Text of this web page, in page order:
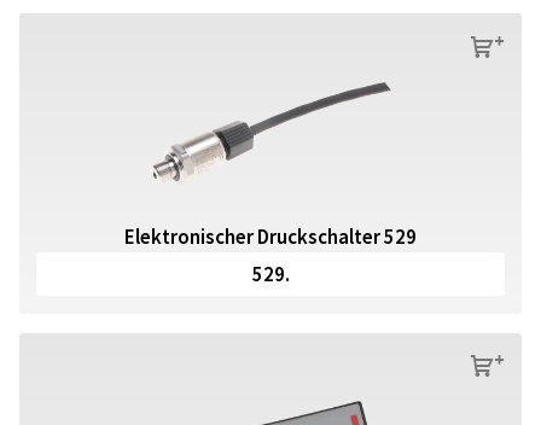
s
Elektronischer Druckschalter 529
529.
s